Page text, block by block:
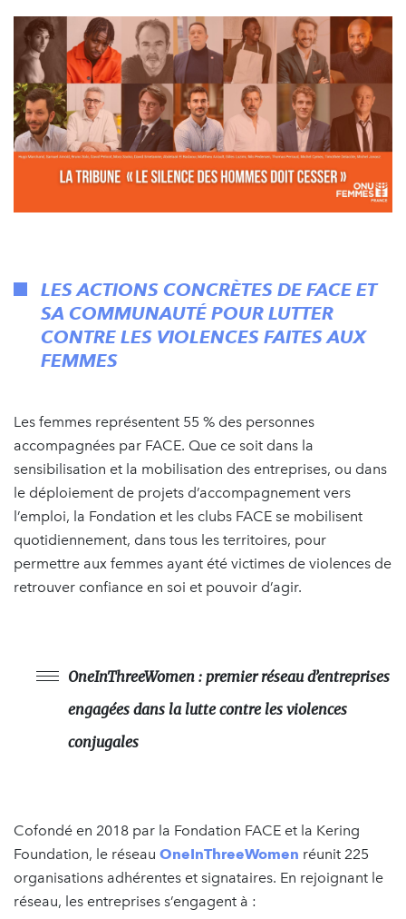
LES ACTIONS CONCRÈTES DE FACE ET
SA COMMUNAUTÉ POUR LUTTER
CONTRE LES VIOLENCES FAITES AUX
FEMMES
Les femmes représentent 55 % des personnes
accompagnées par FACE. Que ce soit dans la
sensibilisation et la mobilisation des entreprises, ou dans
le déploiement de projets d’accompagnement vers
l’emploi, la Fondation et les clubs FACE se mobilisent
quotidiennement, dans tous les territoires, pour
permettre aux femmes ayant été victimes de violences de
retrouver confiance en soi et pouvoir d’agir.
OneInThreeWomen : premier réseau d’entreprises
engagées dans la lutte contre les violences
conjugales
Cofondé en 2018 par la Fondation FACE et la Kering
Foundation, le réseau OneInThreeWomen réunit 225
organisations adhérentes et signataires. En rejoignant le
réseau, les entreprises s’engagent à :